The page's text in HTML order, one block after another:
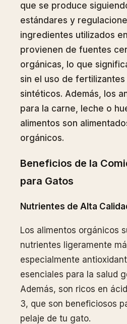
que se produce
estándares y
ingredientes utilizados
provienen de fuentes
orgánicas, lo que
sin el uso de
sintéticos. Además, los
para la carne, leche o
alimentos son
orgánicos.
Beneficios de la
para Gatos
Nutrientes de Alta
Los alimentos orgánicos
nutrientes ligeramente
especialmente
esenciales para la salud
Además, son ricos en
3, que son beneficiosos
pelaje de tu gato.